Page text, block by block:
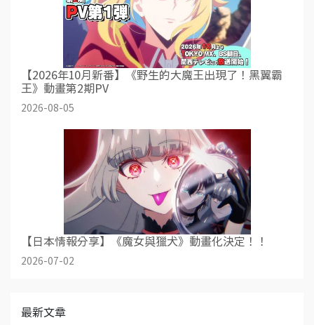
【2026年10月新番】《野生的大魔王出現了！黑翼霸
王》動畫第2期PV
2026-08-05
【日本情報分享】《魔女與獵犬》動畫化決定！！
2026-07-02
最新文章